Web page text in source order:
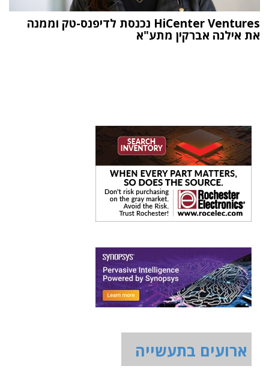
HiCenter Ventures נכנסת לדיפנס-טק וממנה
את אילנה אברקין מתע"א
ארועים בתעשייה